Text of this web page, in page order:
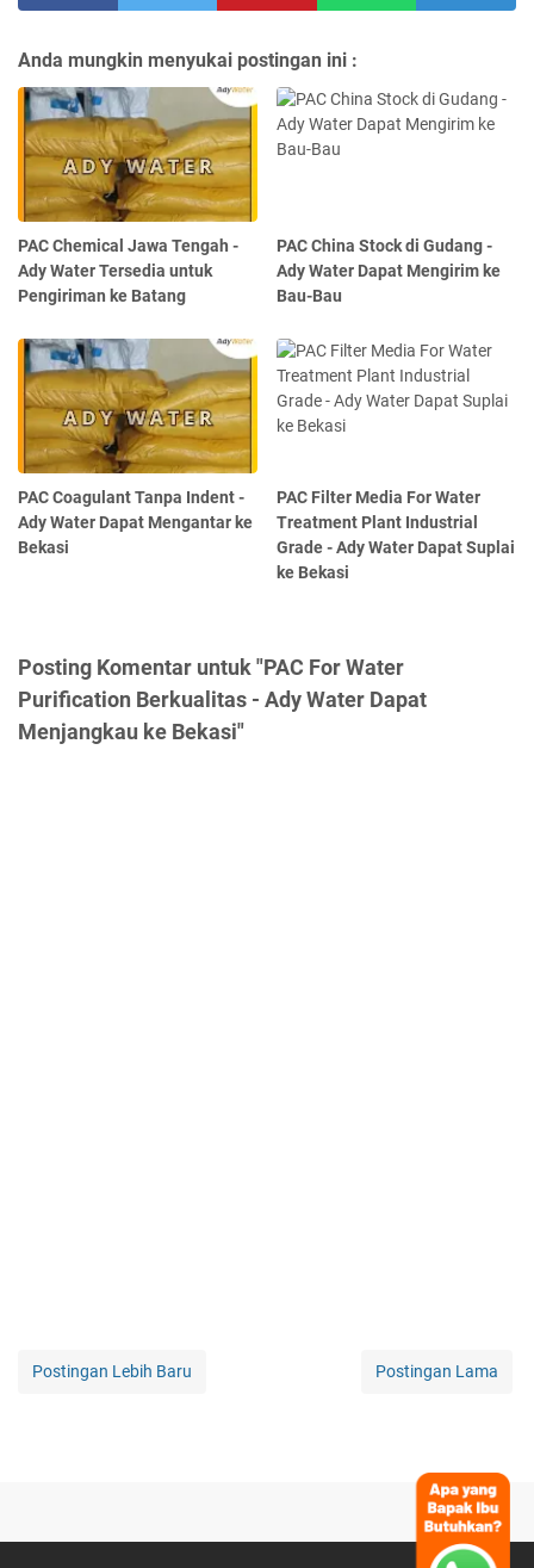
Anda mungkin menyukai postingan ini :
PAC Chemical Jawa Tengah -
Ady Water Tersedia untuk
Pengiriman ke Batang
PAC China Stock di Gudang -
Ady Water Dapat Mengirim ke
Bau-Bau
PAC Coagulant Tanpa Indent -
Ady Water Dapat Mengantar ke
Bekasi
PAC Filter Media For Water
Treatment Plant Industrial
Grade - Ady Water Dapat Suplai
ke Bekasi
Posting Komentar untuk "PAC For Water
Purification Berkualitas - Ady Water Dapat
Menjangkau ke Bekasi"
Postingan Lebih Baru Postingan Lama